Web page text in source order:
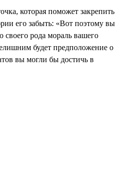
которая поможет закрепить
его забыть: «Вот поэтому вы
рода мораль вашего
будет предположение о
вы могли бы достичь в